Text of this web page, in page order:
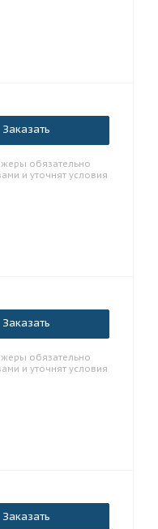
Заказать
обязательно
и уточнят условия
Заказать
обязательно
и уточнят условия
Заказать